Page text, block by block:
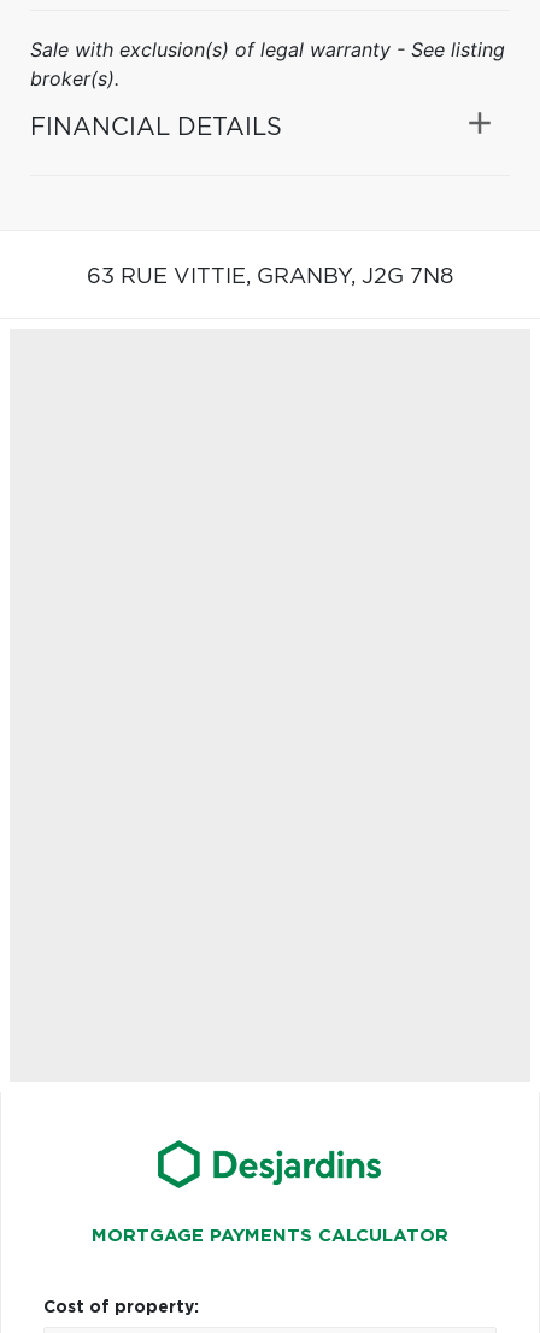
Sale with exclusion(s) of legal warranty - See listing
broker(s).
FINANCIAL DETAILS
63 RUE VITTIE, GRANBY, J2G 7N8
MORTGAGE PAYMENTS CALCULATOR
Cost of property: